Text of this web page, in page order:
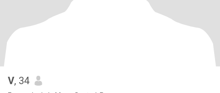
V, 34